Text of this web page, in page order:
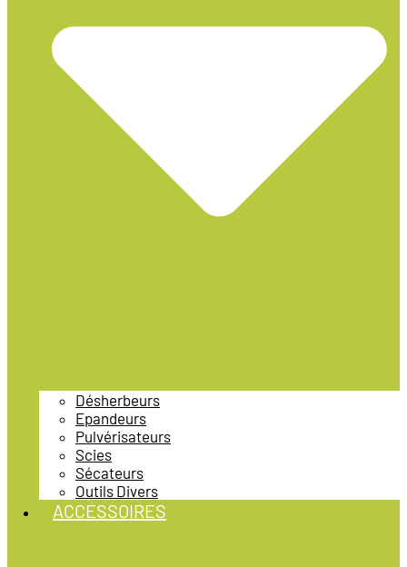
Désherbeurs
Epandeurs
Pulvérisateurs
Scies
Sécateurs
Outils Divers
ACCESSOIRES